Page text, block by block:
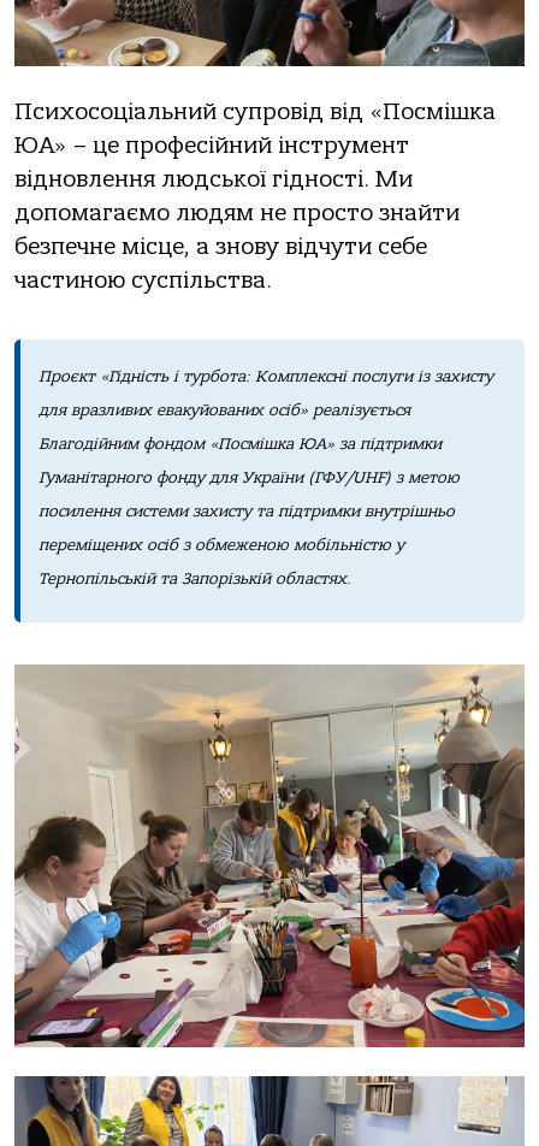
Психосоціальний супровід від «Посмішка
ЮА» – це професійний інструмент
відновлення людської гідності. Ми
допомагаємо людям не просто знайти
безпечне місце, а знову відчути себе
частиною суспільства.
Проєкт «Гідність і турбота: Комплексні послуги із захисту
для вразливих евакуйованих осіб» реалізується
Благодійним фондом «Посмішка ЮА» за підтримки
Гуманітарного фонду для України (ГФУ/UHF) з метою
посилення системи захисту та підтримки внутрішньо
переміщених осіб з обмеженою мобільністю у
Тернопільській та Запорізькій областях.